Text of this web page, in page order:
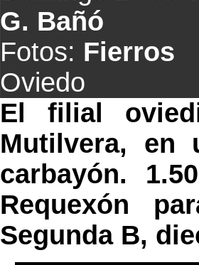
G. Bañó
Fotos: Fierros
Oviedo
El filial
Mutilvera, en
carbayón.
Requexón
Segunda B,